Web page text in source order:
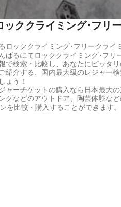
ククライミング･フリ
ロッククライミング･フリークライ
ばるにてロッククライミング･フ
で検索・比較し、あなたにピッタ
紹介する、国内最大級のレジャー
ょう！
ャーチケットの購入なら日本最大
グなどのアウトドア、陶芸体験な
を比較・購入することができます。